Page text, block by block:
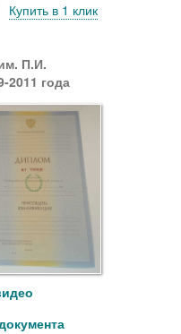
Купить в 1 клик
П.И.
2011 года